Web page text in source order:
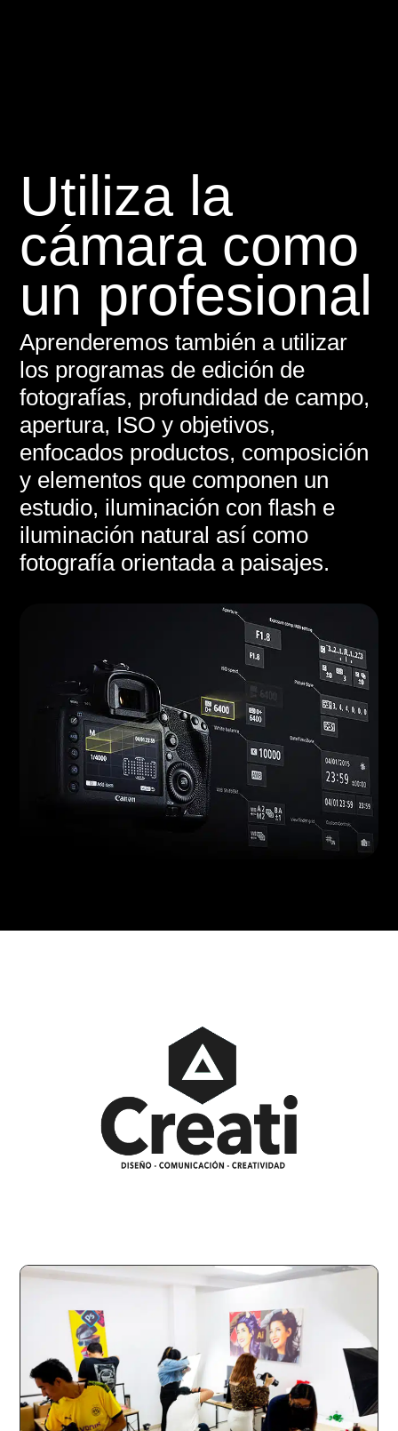
Utiliza la
cámara como
un profesional
Aprenderemos también a utilizar
los programas de edición de
fotografías, profundidad de campo,
apertura, ISO y objetivos,
enfocados productos, composición
y elementos que componen un
estudio, iluminación con flash e
iluminación natural así como
fotografía orientada a paisajes.